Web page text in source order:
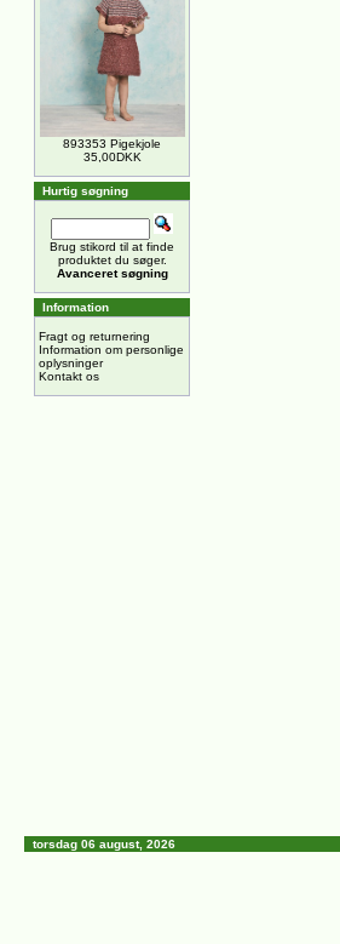
893353 Pigekjole
35,00DKK
Hurtig søgning
Brug stikord til at finde
produktet du søger.
Avanceret søgning
Information
Fragt og returnering
Information om personlige
oplysninger
Kontakt os
torsdag 06 august, 2026